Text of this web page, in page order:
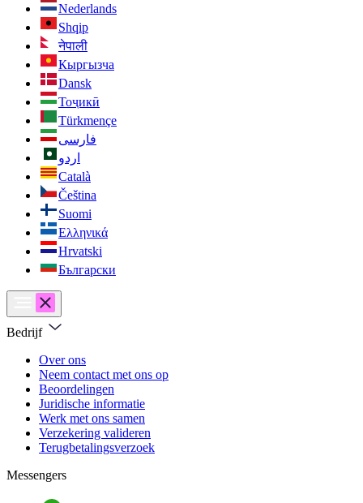
Nederlands
Shqip
नेपाली
Кыргызча
Dansk
Тоҷикӣ
Türkmençe
فارسی
اردو
Català
Čeština
Suomi
Ελληνικά
Hrvatski
Български
Bedrijf
Over ons
Neem contact met ons op
Beoordelingen
Juridische informatie
Werk met ons samen
Verzekering valideren
Terugbetalingsverzoek
Messengers